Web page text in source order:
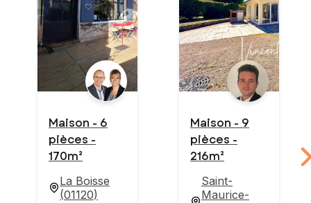
Maison - 6
pièces -
170m²
La Boisse
(01120)
Maison - 9
pièces -
216m²
Saint-
Maurice-